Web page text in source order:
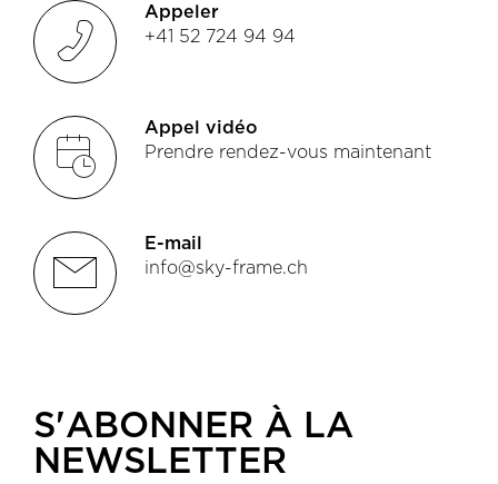
phone
Appeler
+41 52 724 94 94
booking
Appel vidéo
Prendre rendez-vous maintenant
email2
E-mail
info@sky-frame.ch
S'ABONNER À LA
NEWSLETTER